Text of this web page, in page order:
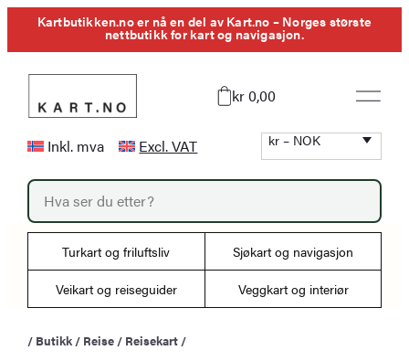
HoppKartbutikken.no er nå en del av Kart.no – Norges største
nettbutikk for kart og navigasjon.
kr 0,00
Inkl. mva Excl. VAT kr – NOK
P
o
d
t
r
Turkart og friluftsliv Sjøkart og navigasjon
Veikart og reiseguider Veggkart og interiør
/ Butikk / Reise / Reisekart /